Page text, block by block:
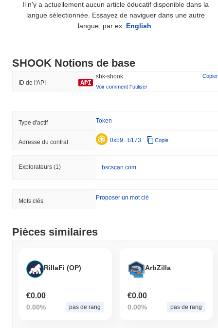
Il n'y a actuellement aucun article éducatif disponible dans la
langue sélectionnée. Essayez de naviguer dans une autre
langue, par ex. English.
SHOOK Notions de base
ID de l'API
shk-shook
Copier
Voir comment l''utiliser
Type d'actif Token
Adresse du contrat 0xb9...b173 Copie
Explorateurs (1) bscscan.com
Mots clés Proposer un mot clé
Pièces similaires
RillaFi (OP)
€0.00
0.00% pas de rang
ArbZilla
€0.00
0.00% pas de rang